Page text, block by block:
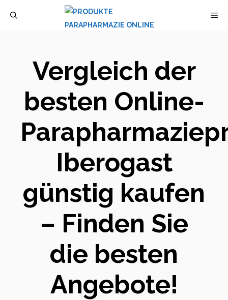
Vergleich der
besten Online-
Iberogast
günstig kaufen
– Finden Sie
die besten
Angebote!